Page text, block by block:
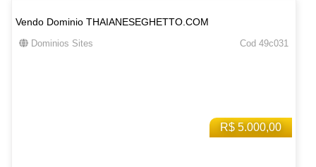
R$ 5.000,00
Vendo Dominio THAIANESEGHETTO.COM
Dominios Sites Cod 49c031